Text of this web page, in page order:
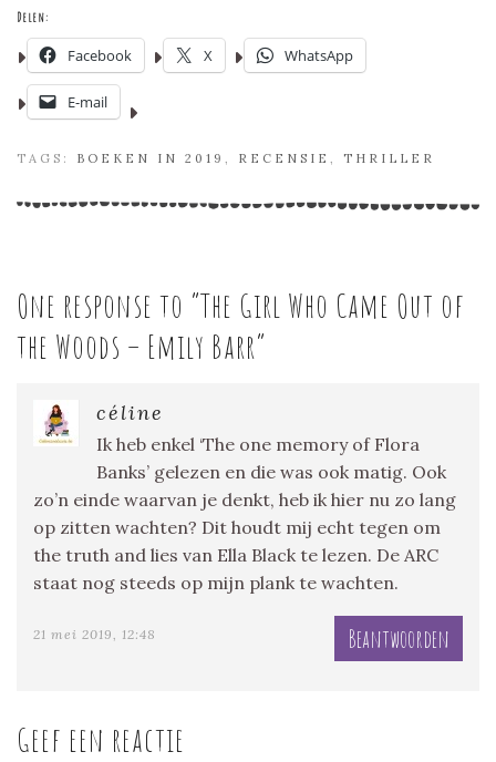
Delen:
Facebook X WhatsApp
E-mail
TAGS: BOEKEN IN 2019 RECENSIE THRILLER
One response to “The Girl Who Came Out of
the Woods – Emily Barr”
céline
Ik heb enkel ‘The one memory of Flora
Banks’ gelezen en die was ook matig. Ook
zo’n einde waarvan je denkt, heb ik hier nu zo lang
op zitten wachten? Dit houdt mij echt tegen om
the truth and lies van Ella Black te lezen. De ARC
staat nog steeds op mijn plank te wachten.
21 mei 2019, 12:48 Beantwoorden
Geef een reactie